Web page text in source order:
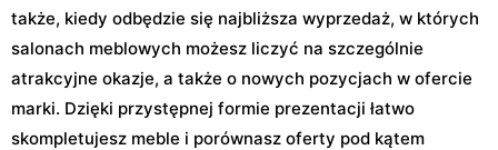
także, kiedy odbędzie się najbliższa wyprzedaż, w których
salonach meblowych możesz liczyć na szczególnie
atrakcyjne okazje, a także o nowych pozycjach w ofercie
marki. Dzięki przystępnej formie prezentacji łatwo
skompletujesz meble i porównasz oferty pod kątem